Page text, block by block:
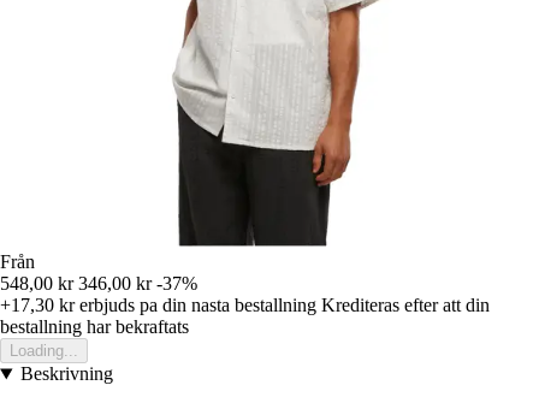
Från
548,00 kr 346,00 kr -37%
+17,30 krerbjuds pa din nasta bestallning Krediteras efter att din
bestallning har bekraftats
Loading...
Beskrivning